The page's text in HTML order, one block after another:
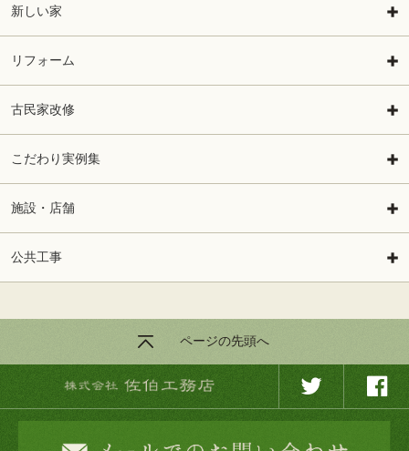
新しい家
リフォーム
古民家改修
こだわり実例集
施設・店舗
公共工事
ページの先頭へ